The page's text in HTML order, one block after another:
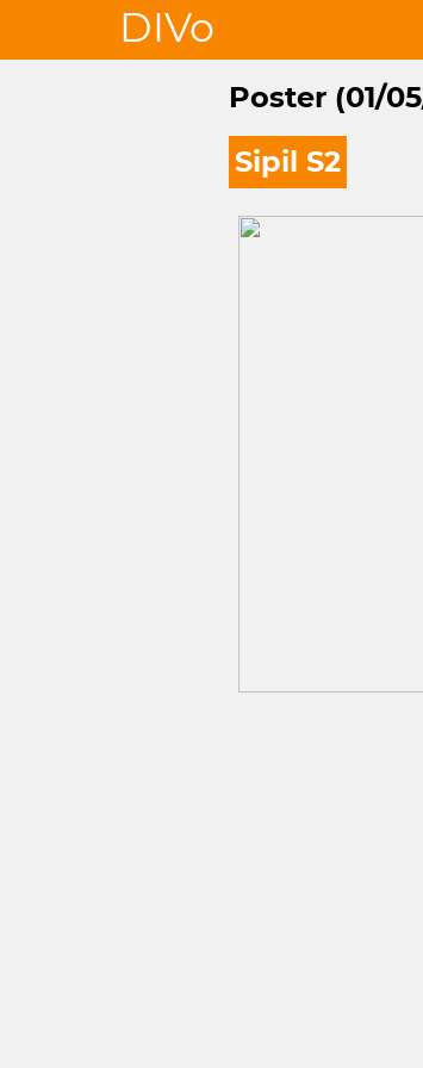
DIVo
Poster (01/
Sipil S2